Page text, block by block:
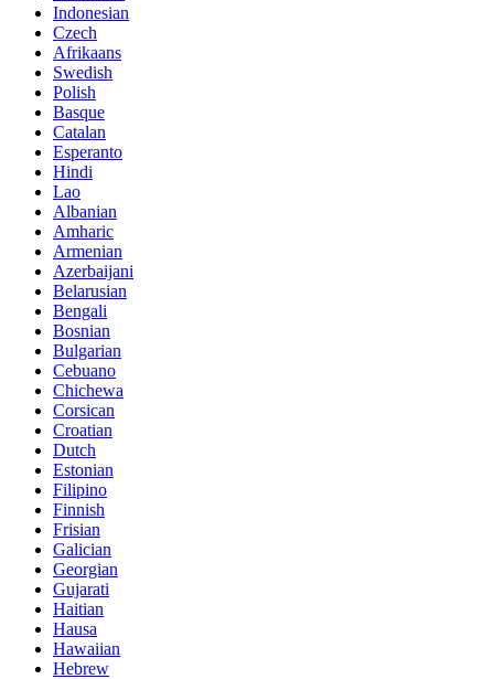
Indonesian
Czech
Afrikaans
Swedish
Polish
Basque
Catalan
Esperanto
Hindi
Lao
Albanian
Amharic
Armenian
Azerbaijani
Belarusian
Bengali
Bosnian
Bulgarian
Cebuano
Chichewa
Corsican
Croatian
Dutch
Estonian
Filipino
Finnish
Frisian
Galician
Georgian
Gujarati
Haitian
Hausa
Hawaiian
Hebrew